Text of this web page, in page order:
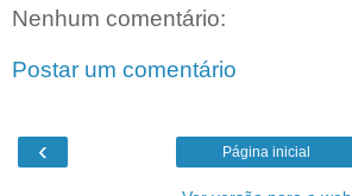
Nenhum comentário:
Postar um comentário
‹ Página inicial